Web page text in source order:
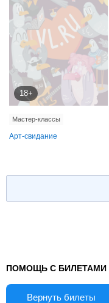
18+
Мастер-классы
Арт-свидание
ПОМОЩЬ С БИЛЕТАМИ
Вернуть билеты